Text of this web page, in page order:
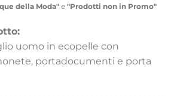
della Moda" e "Prodotti non in Promo"
uomo in ecopelle con
portadocumenti e porta